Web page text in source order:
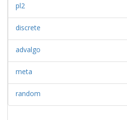
pl2
discrete
advalgo
meta
random